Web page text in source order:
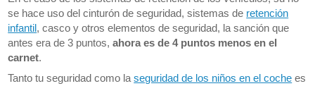
se hace uso del cinturón de seguridad, sistemas de retención
infantil, casco y otros elementos de seguridad, la sanción que
antes era de 3 puntos,ahora es de 4 puntos menos en el
carnet.
Tanto tu seguridad como laseguridad de los niños en el coche es